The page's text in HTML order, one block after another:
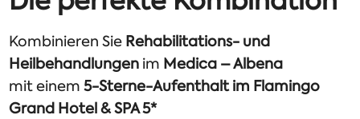
Kombinieren Sie Rehabilitations- und
Heilbehandlungen im Medica – Albena
mit einem5-Sterne-Aufenthalt im Flamingo
Grand Hotel & SPA 5*